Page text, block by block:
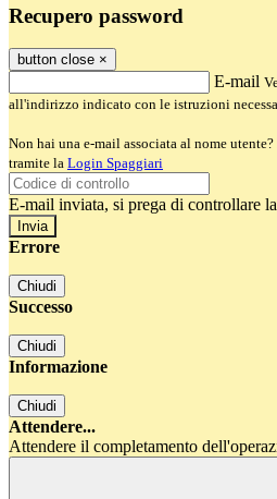
Recupero password
button close ×
E-mail
all'indirizzo indicato con le istruzioni
Non hai una e-mail associata al nome
tramite la Login Spaggiari
E-mail inviata, si prega di controllare
Errore
Chiudi
Successo
Chiudi
Informazione
Chiudi
Attendere...
Attendere il completamento